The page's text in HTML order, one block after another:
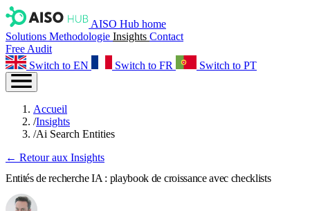
AISO Hub home
Solutions Methodologie Insights Contact
Free Audit
Switch to EN
Switch to FR Switch to PT
Accueil
/Insights
/Ai Search Entities
← Retour aux Insights
Entités de recherche IA : playbook de croissance avec checklists